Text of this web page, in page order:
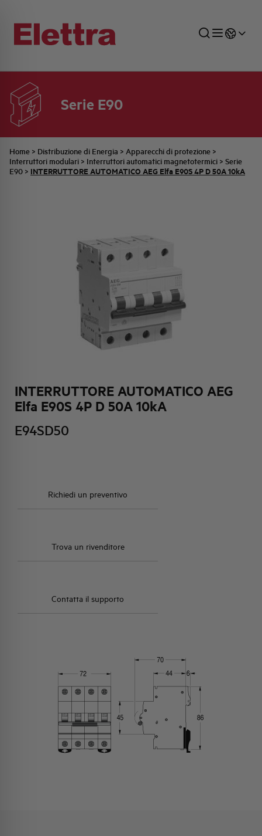
Serie E90
Home > Distribuzione di Energia > Apparecchi di protezione >
Interruttori modulari > Interruttori automatici magnetotermici > Serie
E90 > INTERRUTTORE AUTOMATICO AEG Elfa E90S 4P D 50A 10kA
INTERRUTTORE AUTOMATICO AEG
Elfa E90S 4P D 50A 10kA
E94SD50
Richiedi un preventivo
Trova un rivenditore
Contatta il supporto
SETTORI
INDUSTRIALE
DISTRIBUZIONE DI ENERGIA
AUTOMAZIONE INDUSTRIALE
RETE COMMERCIALE
UFFICIO TECNICO
PREVENTIVAZIONE
COMMESSE QUADRI
AZIENDA
FAMIGLIA BELLINI
IDENTITÀ AZIENDALE
ATTIVITÀ E MERCATI
TUTTE LE NEWS
ULTIME NOTIZIE ISTITUZIONALI
JOB CAREERS
PARTNER